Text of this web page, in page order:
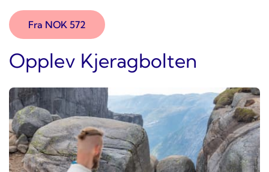
Fra NOK 572
Opplev Kjeragbolten